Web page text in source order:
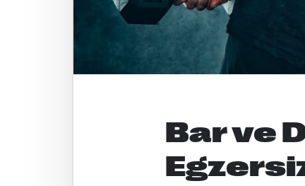
Bar ve